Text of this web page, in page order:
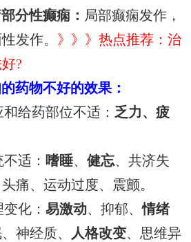
分性癫痫： 局部癫痫发作，
发作。 》》》热点推荐：治
?
药物不好的效果：
给药部位不适： 乏力、疲
适： 嗜睡、健忘、共济失
头痛、运动过度、震颤。
变化：易激动、抑郁、情绪
神经质、 人格改变、思维异